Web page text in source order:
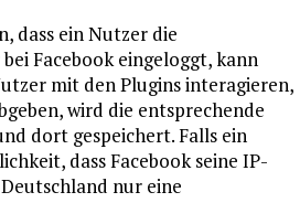
dass ein Nutzer die
Facebook eingeloggt, kann
mit den Plugins interagieren,
wird die entsprechende
dort gespeichert. Falls ein
dass Facebook seine IP-
nur eine